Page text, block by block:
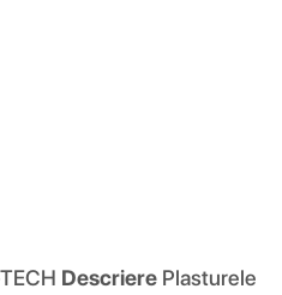
Descriere Plasturele